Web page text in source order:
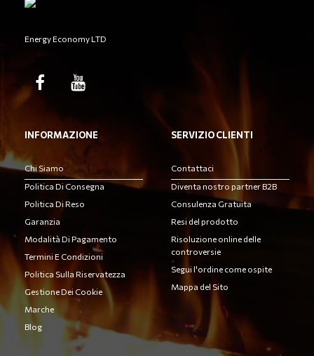
Energy Economy LTD
INFORMAZIONE
Chi Siamo
Politica Di Consegna
Politica Di Reso
Garanzia
Modalità Di Pagamento
Termini E Condizioni
Politica Sulla Riservatezza
Gestione Dei Cookie
Marche
Blog
SERVIZIO CLIENTI
Contattaci
Diventa nostro partner B2B
Consulenza Gratuita
Resi del prodotto
Risoluzione online delle
controversie
Segui l'ordine come ospite
Mappa del Sito